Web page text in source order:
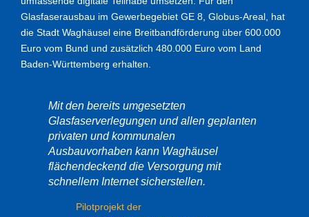
Glasfaserausbau im Gewerbegebiet GE 8, Globus-Areal, hat
die Stadt Waghäusel eine Breitbandförderung über 600.000
Euro vom Bund und zusätzlich 480.000 Euro vom Land
Baden-Württemberg erhalten.
Mit den bereits umgesetzten
Glasfaserverlegungen und allen geplanten
privaten und kommunalen
Ausbauvorhaben kann Waghäusel
flächendeckend die Versorgung mit
schnellem Internet sicherstellen.
Pilotprojekt der